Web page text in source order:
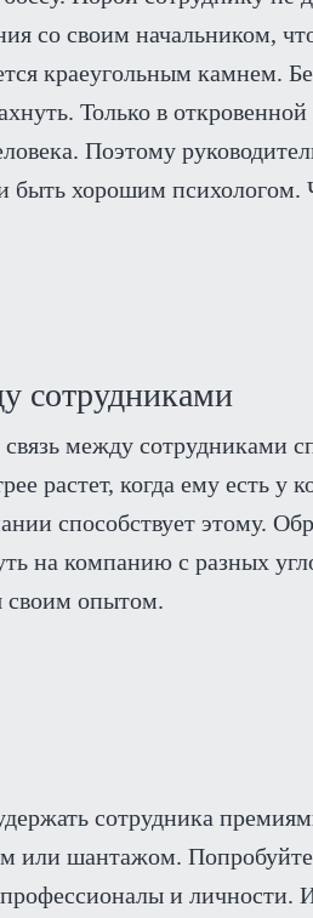
со своим начальником,
краеугольным камнем.
Только в
Поэтому
быть хорошим психологом.
сотрудниками
связь между сотрудниками
растет, когда ему есть у
способствует этому.
на компанию с разных
своим опытом.
сотрудника
или шантажом. Попробуйте
и личности.